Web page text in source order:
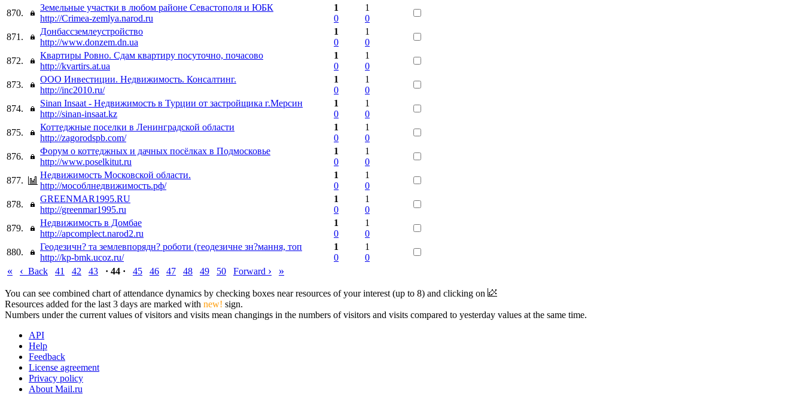
870.
Земельные участки в любом районе Севастополя и ЮБК
http://Crimea-zemlya.narod.ru
1
0
1
0
871.
Донбассземлеустройство
http://www.donzem.dn.ua
1
0
1
0
872.
Квартиры Ровно. Сдам квартиру посуточно, почасово
http://kvartirs.at.ua
1
0
1
0
873.
ООО Инвестиции. Недвижимость. Консалтинг.
http://inc2010.ru/
1
0
1
0
874.
Sinan Insaat - Недвижимость в Турции от застройщика г.Мерсин
http://sinan-insaat.kz
1
0
1
0
875.
Коттеджные поселки в Ленинградской области
http://zagorodspb.com/
1
0
1
0
876.
Форум о коттеджных и дачных посёлках в Подмосковье
http://www.poselkitut.ru
1
0
1
0
877.
Недвижимость Московской области.
http://мособлнедвижимость.рф/
1
0
1
0
878.
GREENMAR1995.RU
http://greenmar1995.ru
1
0
1
0
879.
Недвижимость в Домбае
http://apcomplect.narod2.ru
1
0
1
0
880.
Геодезичн? та землевпорядн? роботи (геодезичне зн?мання, топ
http://kp-bmk.ucoz.ru/
1
0
1
0
« ‹ Back 41 42 43 · 44 · 45 46 47 48 49 50 Forward › »
You can see combined chart of attendance dynamics by checking boxes near resources of your interest (up to 8) and clicking on
Resources added for the last 3 days are marked with new! sign.
Numbers under the current values of visitors and visits mean changings in the numbers of visitors and visits compared to yesterday values at the same time.
API
Help
Feedback
License agreement
Privacy policy
About Mail.ru